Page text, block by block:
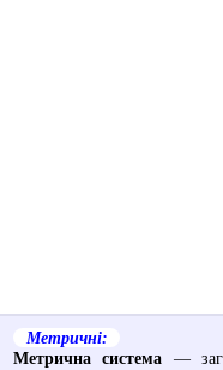
Метричні:
Метрична система —